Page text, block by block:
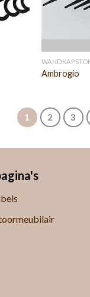
Ambrogio
1 2 3